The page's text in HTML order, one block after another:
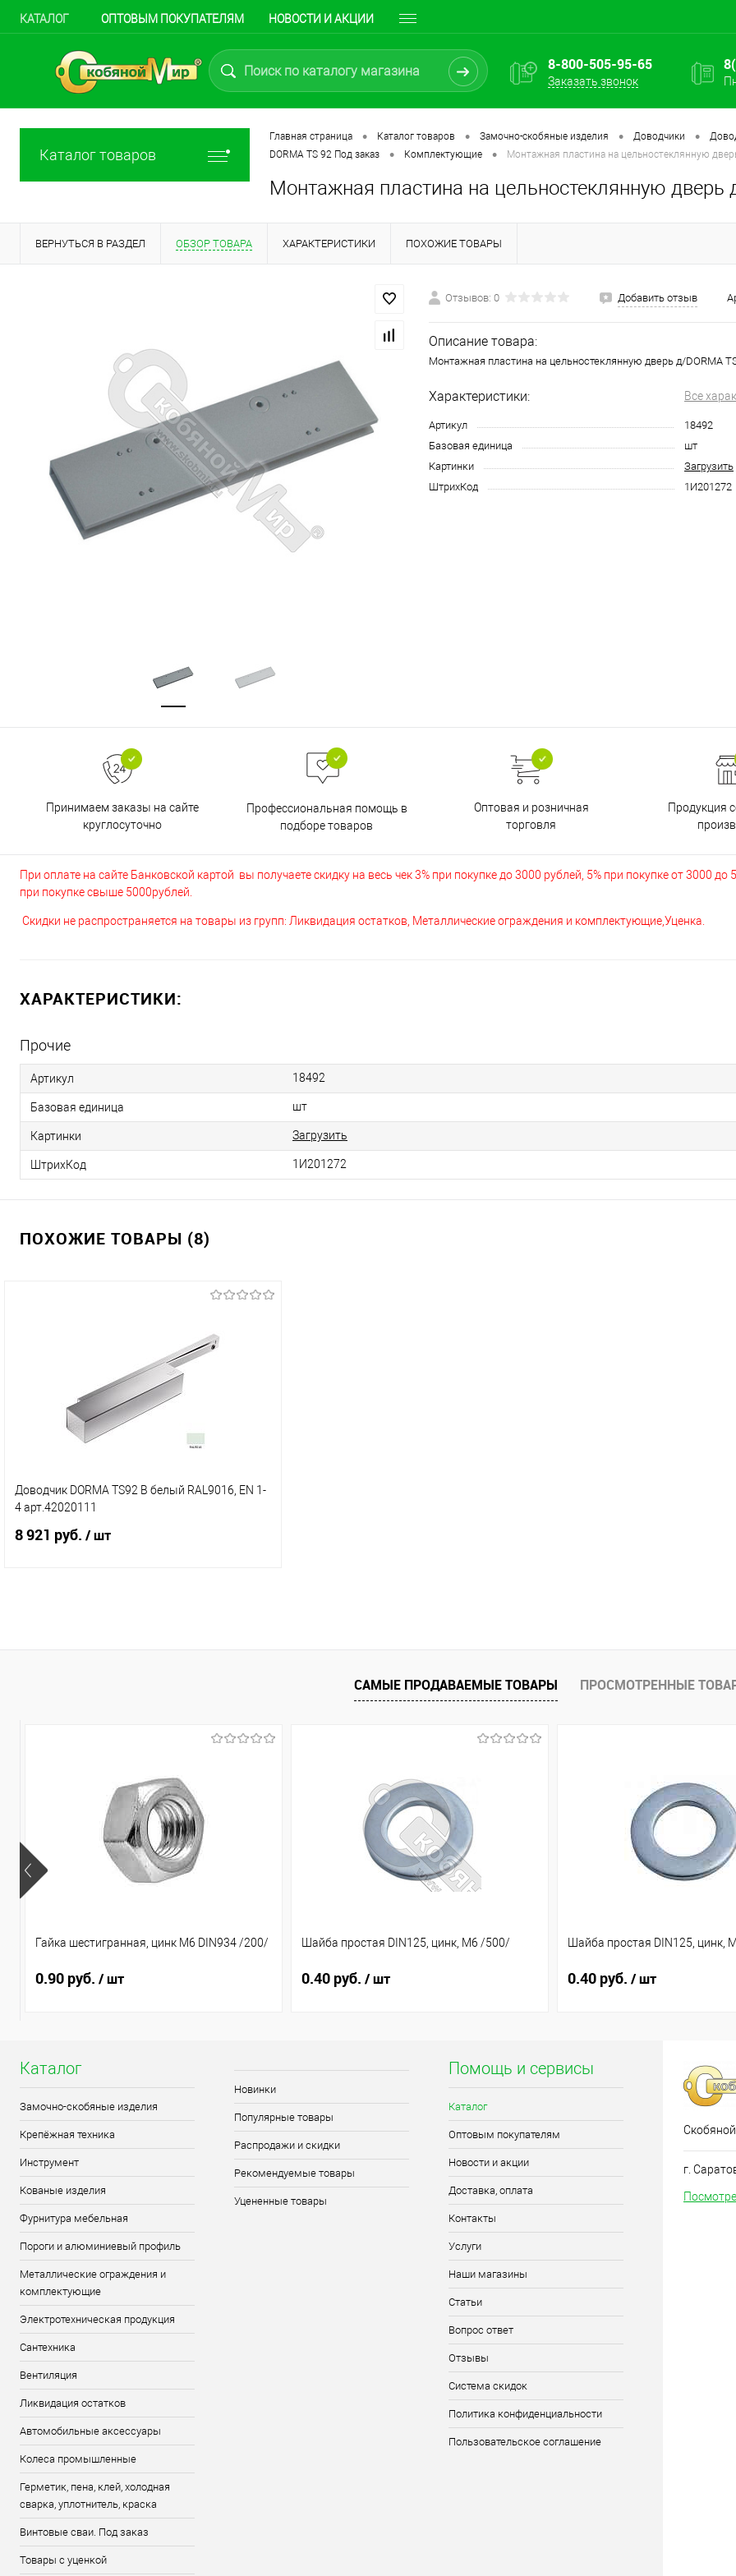
КАТАЛОГ ОПТОВЫМ ПОКУПАТЕЛЯМ НОВОСТИ И АКЦИИ
8-800-505-95-65
Заказать звонок
Каталог товаров
Главная страница • Каталог товаров • Замочно-скобяные изделия • Доводчики •
DORMA TS 92 Под заказ
• Комплектующие • Монтажная пластина на цельностеклянную
Монтажная пластина на цельностеклянную дверь
ВЕРНУТЬСЯ В РАЗДЕЛ ОБЗОР ТОВАРА ХАРАКТЕРИСТИКИ ПОХОЖИЕ ТОВАРЫ
Отзывов: 0 Добавить отзыв
Описание товара:
Монтажная пластина на цельностеклянную дверь д/DORMA
Характеристики: Все
Артикул
18492
Базовая единица
шт
Картинки
Загрузить
ШтрихКод
1И201272
Принимаем заказы на сайте
круглосуточно
Профессиональная помощь в
подборе товаров
Оптовая и розничная
торговля
Продукция
При оплате на сайте Банковской картой вы получаете скидку на весь чек 3% при покупке до 3000 рублей, 5% при покупке от 3000 до
при покупке свыше 5000рублей.
Скидки не распространяется на товары из групп: Ликвидация остатков, Металлические ограждения и комплектующие,Уценка.
ХАРАКТЕРИСТИКИ:
Прочие
Артикул 18492
Базовая единица шт
Картинки Загрузить
ШтрихКод 1И201272
ПОХОЖИЕ ТОВАРЫ (8)
Доводчик DORMA TS92 В белый RAL9016, EN 1-
4 арт.42020111
8 921 руб. / шт
Купить в 1 клик
Сравнение
САМЫЕ ПРОДАВАЕМЫЕ ТОВАРЫ ПРОСМОТРЕННЫЕ
Гайка шестигранная, цинк М6 DIN934 /200/
0.90 руб. / шт
Шайба простая DIN125, цинк, М6 /500/
0.40 руб. / шт
Шайба простая DIN125, цинк,
0.40 руб. / шт
Каталог
Замочно-скобяные изделия
Крепёжная техника
Инструмент
Кованые изделия
Фурнитура мебельная
Пороги и алюминиевый профиль
Металлические ограждения и
комплектующие
Электротехническая продукция
Сантехника
Вентиляция
Ликвидация остатков
Автомобильные аксессуары
Колеса промышленные
Герметик, пена, клей, холодная
сварка, уплотнитель, краска
Винтовые сваи. Под заказ
Товары с уценкой
Новинки
Популярные товары
Распродажи и скидки
Рекомендуемые товары
Уцененные товары
Помощь и сервисы
Каталог
Оптовым покупателям
Новости и акции
Доставка, оплата
Контакты
Услуги
Наши магазины
Статьи
Вопрос ответ
Отзывы
Система скидок
Политика конфиденциальности
Пользовательское соглашение
г.